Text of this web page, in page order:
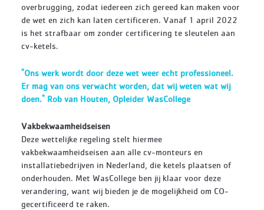
overbrugging, zodat iedereen zich gereed kan maken voor
de wet en zich kan laten certificeren. Vanaf 1 april 2022
is het strafbaar om zonder certificering te sleutelen aan
cv-ketels.
"Ons werk wordt door deze wet weer echt professioneel.
Er mag van ons verwacht worden, dat wij weten wat wij
doen." Rob van Houten, Opleider WasCollege
Vakbekwaamheidseisen
Deze wettelijke regeling stelt hiermee
vakbekwaamheidseisen aan alle cv-monteurs en
installatiebedrijven in Nederland, die ketels plaatsen of
onderhouden. Met WasCollege ben jij klaar voor deze
verandering, want wij bieden je de mogelijkheid om CO-
gecertificeerd te raken.